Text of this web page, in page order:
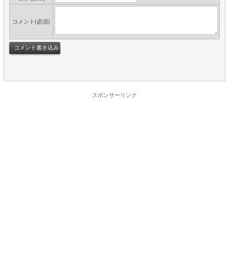
コメント(必須)
スポンサーリンク